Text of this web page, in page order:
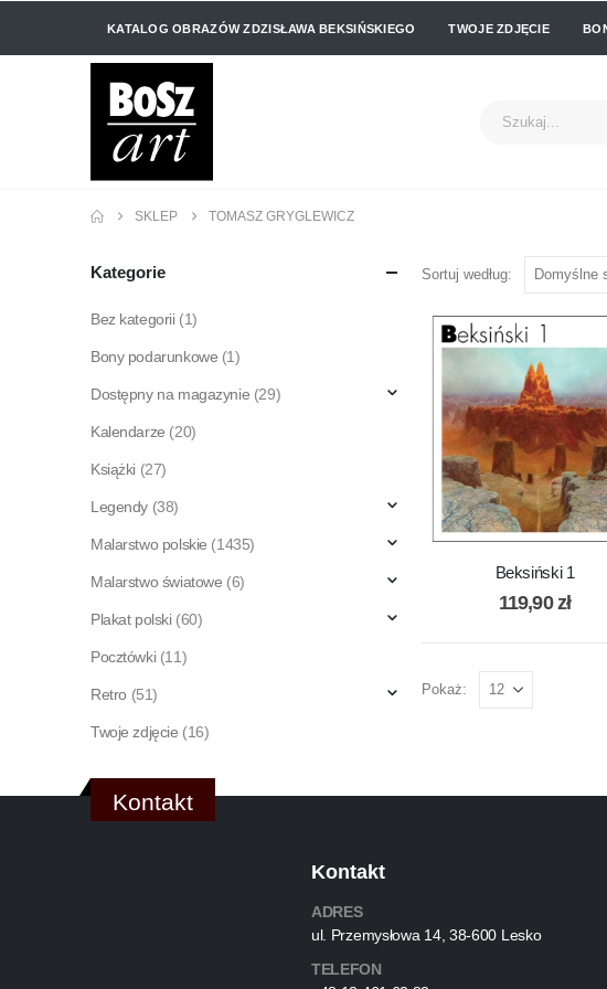
KATALOG OBRAZÓW ZDZISŁAWA BEKSIŃSKIEGO TWOJE ZDJĘCIE
SKLEP TOMASZ GRYGLEWICZ
Sortuj według:
Beksiński 1
119,90zł
Pokaż:
Kategorie
Bez kategorii (1)
Bony podarunkowe (1)
Dostępny na magazynie (29)
Kalendarze (20)
Książki (27)
Legendy (38)
Malarstwo polskie (1435)
Malarstwo światowe (6)
Plakat polski (60)
Pocztówki (11)
Retro (51)
Twoje zdjęcie (16)
Kontakt
Kontakt
ADRES
ul. Przemysłowa 14, 38-600 Lesko
TELEFON